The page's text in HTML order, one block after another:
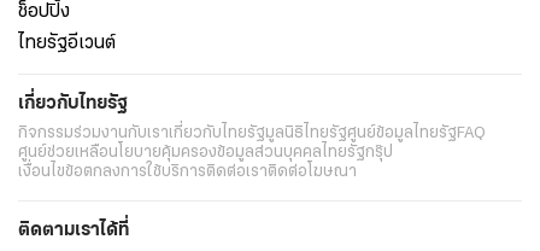
ช็อปปิ้ง
ไทยรัฐอีเวนต์
เกี่ยวกับไทยรัฐ
กิจกรรมร่วมงานกับเราเกี่ยวกับไทยรัฐมูลนิธิไทยรัฐศูนย์ข้อมูลไทยรัฐ FAQ
ศูนย์ช่วยเหลือนโยบายคุ้มครองข้อมูลส่วนบุคคลไทยรัฐกรุ๊ป
เงื่อนไขข้อตกลงการใช้บริการติดต่อเราติดต่อโฆษณา
ติดตามเราได้ที่